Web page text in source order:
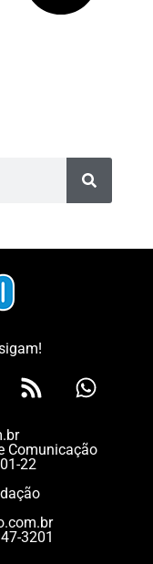
Comunicação
22
3201